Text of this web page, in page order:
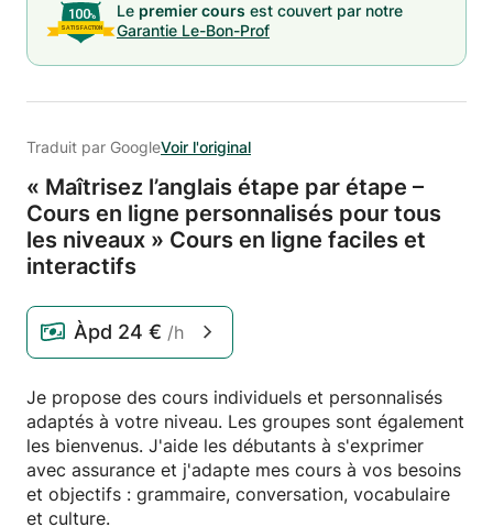
Le premier cours est couvert par notre
Garantie Le-Bon-Prof
Traduit par GoogleVoir l'original
« Maîtrisez l’anglais étape par étape –
Cours en ligne personnalisés pour tous
les niveaux » Cours en ligne faciles et
interactifs
Àpd 24 € /h
Je propose des cours individuels et personnalisés
adaptés à votre niveau. Les groupes sont également
les bienvenus. J'aide les débutants à s'exprimer
avec assurance et j'adapte mes cours à vos besoins
et objectifs : grammaire, conversation, vocabulaire
et culture.